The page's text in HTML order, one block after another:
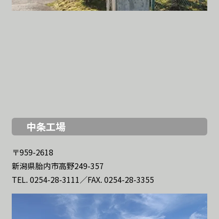
中条工場
〒959-2618
新潟県胎内市高野249-357
TEL. 0254-28-3111／FAX. 0254-28-3355